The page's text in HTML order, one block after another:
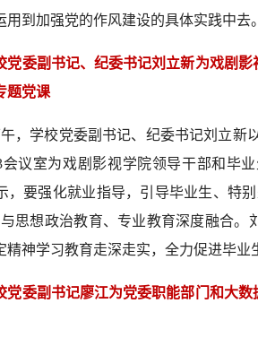
用到加强党的作风建设的具体实践中去
党委副书记、纪委书记刘立新为戏剧
题党课
，学校党委副书记、纪委书记刘立
会议室为戏剧影视学院领导干部和毕
，要强化就业指导，引导毕业生、特
思想政治教育、专业教育深度融合
精神学习教育走深走实，全力促进毕业
党委副书记廖江为党委职能部门和大